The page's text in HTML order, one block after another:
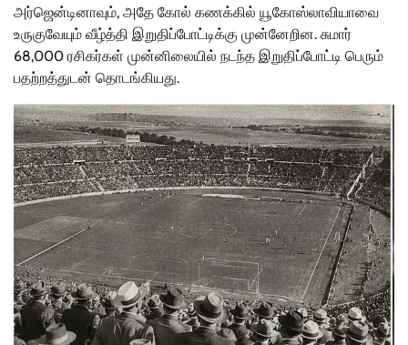
அர்ஜென்டினாவும், அதே கோல் கணக்கில் யூகோஸ்லாவியாவை
உருகுவேயும் வீழ்த்தி இறுதிப்போட்டிக்கு முன்னேறின. சுமார்
68,000 ரசிகர்கள் முன்னிலையில் நடந்த இறுதிப்போட்டி பெரும்
பதற்றத்துடன் தொடங்கியது.